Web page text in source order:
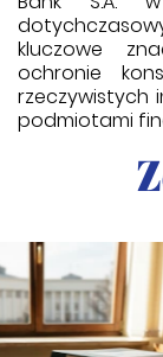
kluczowe
ochronie
rzeczywistych
podmiotami